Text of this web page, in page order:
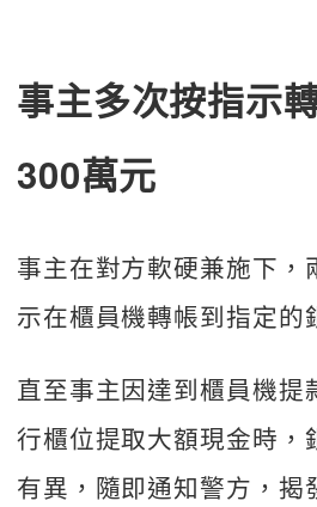
事主多次按指示
300萬元
事主在對方軟硬兼施下，
示在櫃員機轉帳到指定的
直至事主因達到櫃員機提
行櫃位提取大額現金時，
有異，隨即通知警方，揭